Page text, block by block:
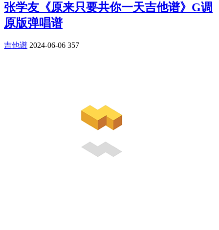
张学友《原来只要共你一天吉他谱》G调
原版弹唱谱
吉他谱 2024-06-06 357